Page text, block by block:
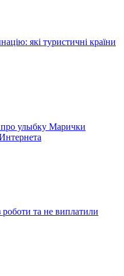
які туристичні країни
улыбку Марички
та не виплатили